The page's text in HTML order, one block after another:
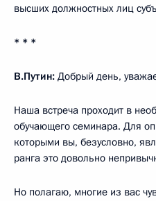
высших должностных лиц
* * *
В.Путин: Добрый день,
Наша встреча проходит в
обучающего семинара. Для
которыми вы, безусловно,
ранга это довольно
Но полагаю, многие из вас